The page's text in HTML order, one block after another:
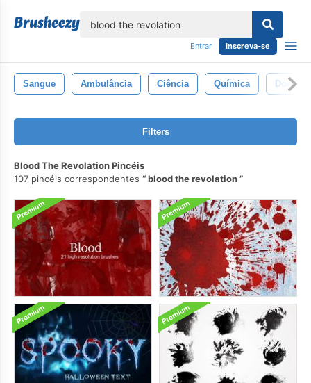
Entrar Inscreva-se
Sangue Ambulância Ciência Química Doença
Filters
Blood The Revolation Pincéis
107 pincéis correspondentes
blood the revolation